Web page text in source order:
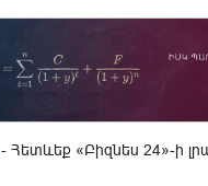
- Հետևեք «Բիզնես 24»-ի